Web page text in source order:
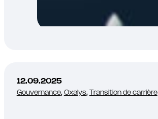
12.09.2025
Gouvernance, Oxalys, Transition de carrière